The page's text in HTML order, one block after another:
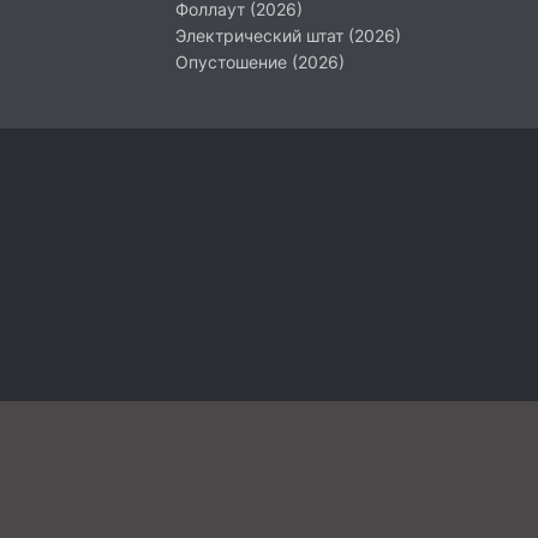
Фоллаут (2026)
Электрический штат (2026)
Опустошение (2026)